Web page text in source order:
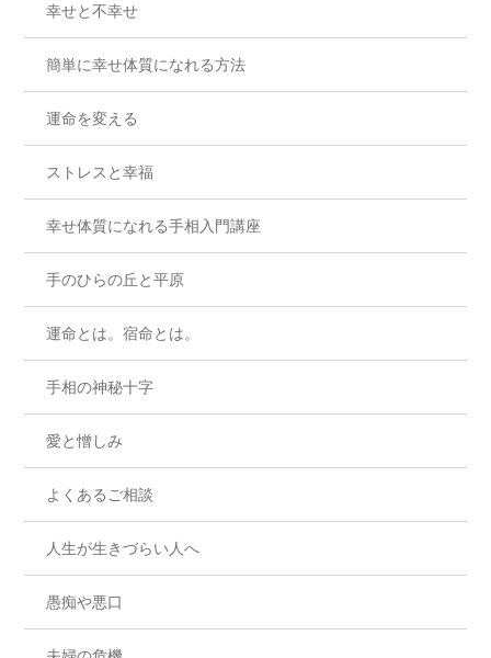
幸せと不幸せ
簡単に幸せ体質になれる方法
運命を変える
ストレスと幸福
幸せ体質になれる手相入門講座
手のひらの丘と平原
運命とは。宿命とは。
手相の神秘十字
愛と憎しみ
よくあるご相談
人生が生きづらい人へ
愚痴や悪口